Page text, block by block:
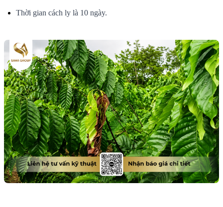
Thời gian cách ly là 10 ngày.